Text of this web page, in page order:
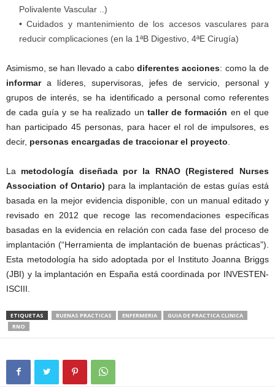
Polivalente Vascular ..)
• Cuidados y mantenimiento de los accesos vasculares para
reducir complicaciones (en la 1ªB Digestivo, 4ªE Cirugía)
Asimismo, se han llevado a cabo diferentes acciones: como la de
informara líderes, supervisoras, jefes de servicio, personal y
grupos de interés, se ha identificado a personal como referentes
de cada guía y se ha realizado un taller de formación en el que
han participado 45 personas, para hacer el rol de impulsores, es
decir, personas encargadas de traccionar el proyecto
La metodología diseñada por la RNAO (Registered Nurses
Association of Ontario) para la implantación de estas guías está
basada en la mejor evidencia disponible, con un manual editado y
revisado en 2012 que recoge las recomendaciones específicas
basadas en la evidencia en relación con cada fase del proceso de
implantación (“Herramienta de implantación de buenas prácticas”).
Esta metodología ha sido adoptada por el Instituto Joanna Briggs
(JBI) y la implantación en España está coordinada por INVESTEN-
ISCIII.
ETIQUETAS BUENAS PRACTICAS ENFERMERIA
GUIA DE PRACTICA CLINICA
RNO